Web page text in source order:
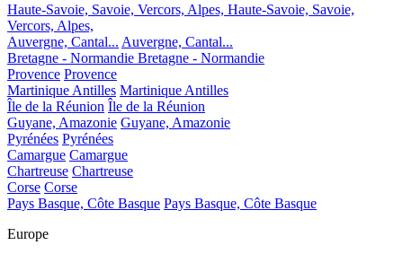
Haute-Savoie, Savoie, Vercors, Alpes, Haute-Savoie, Savoie,
Vercors, Alpes,
Auvergne, Cantal... Auvergne, Cantal...
Bretagne - Normandie Bretagne - Normandie
Provence Provence
Martinique Antilles Martinique Antilles
Île de la Réunion Île de la Réunion
Guyane, Amazonie Guyane, Amazonie
Pyrénées Pyrénées
Camargue Camargue
Chartreuse Chartreuse
Corse Corse
Pays Basque, Côte Basque Pays Basque, Côte Basque
Europe